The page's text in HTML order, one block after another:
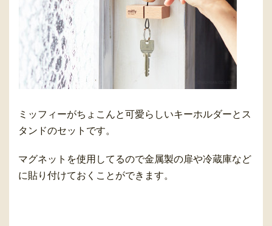
ミッフィーがちょこんと可愛らしいキーホルダーとス
タンドのセットです。
マグネットを使用してるので金属製の扉や冷蔵庫など
に貼り付けておくことができます。